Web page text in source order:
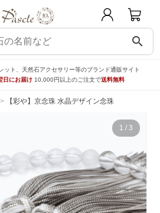
search
ット、天然石アクセサリー等のブランド通販サイト
日にお届け 10,000円以上のご注文で送料無料
【彩や】京念珠 水晶デザイン念珠
1 / 3